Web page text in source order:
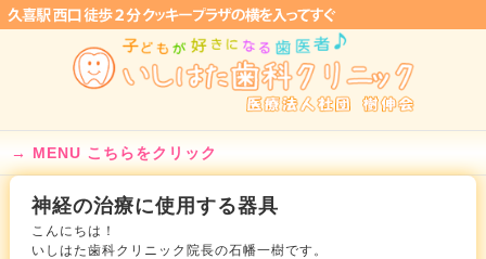
MENU こちらをクリック
神経の治療に使用する器具
こんにちは！
いしはた歯科クリニック院長の石幡一樹です。